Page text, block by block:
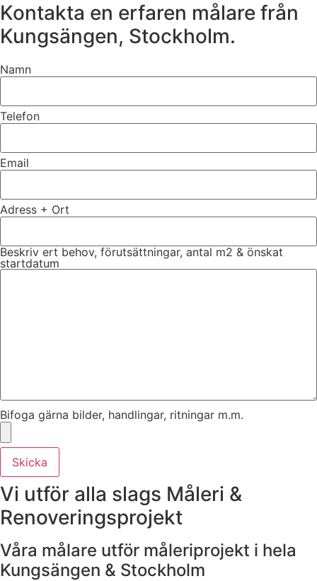
Kontakta en erfaren målare från
Kungsängen, Stockholm.
Namn
Telefon
Email
Adress + Ort
Beskriv ert behov, förutsättningar, antal m2 & önskat
startdatum
Bifoga gärna bilder, handlingar, ritningar m.m.
Skicka
Vi utför alla slags Måleri &
Renoveringsprojekt
Våra målare utför måleriprojekt i hela
Kungsängen & Stockholm